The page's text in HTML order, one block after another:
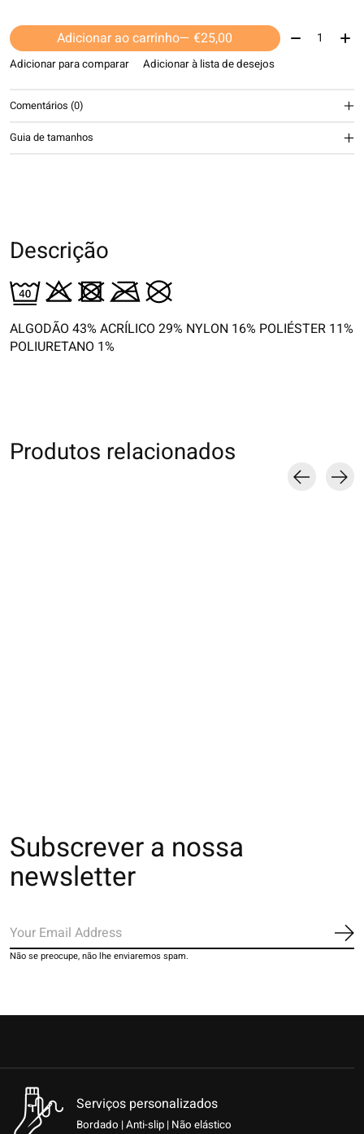
Adicionar ao carrinho — €25,00 Quantidade:
Adicionar para comparar Adicionar à lista de desejos
Comentários (0)
Guia de tamanhos
Descrição
ALGODÃO 43% ACRÍLICO 29% NYLON 16% POLIÉSTER 11%
POLIURETANO 1%
Produtos relacionados
Subscrever a nossa
newsletter
Não se preocupe, não lhe enviaremos spam.
Serviços personalizados
Bordado | Anti-slip | Não elástico